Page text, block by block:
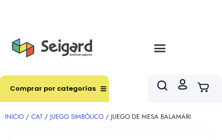
Comprar por categorías
INICIO / CAT / JUEGO SIMBÓLICO / JUEGO DE MESA BALAMARI